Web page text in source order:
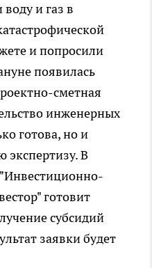
и газ в
и попросили
появилась
сметная
инженерных
готова, но и
экспертизу. В
готовит
субсидий
заявки будет